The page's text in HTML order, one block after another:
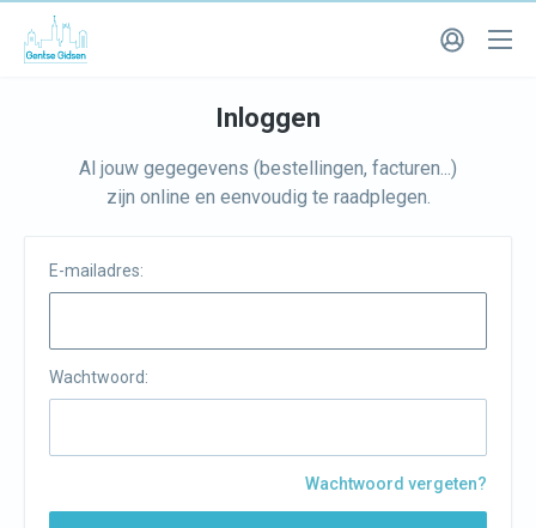
Inloggen
Al jouw gegegevens (bestellingen, facturen...)
zijn online en eenvoudig te raadplegen.
E-mailadres:
Wachtwoord:
Wachtwoord vergeten?